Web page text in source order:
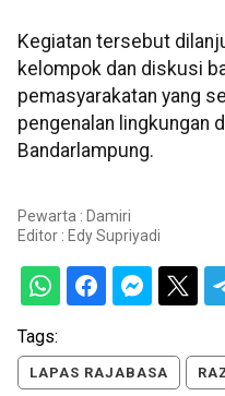
Kegiatan tersebut
kelompok dan diskusi
pemasyarakatan yang
pengenalan lingkungan
Bandarlampung.
Pewarta : Damiri
Editor : Edy Supriyadi
Tags:
LAPAS RAJABASA